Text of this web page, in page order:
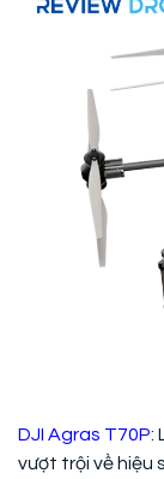
DJI Agras T70P:
vượt trội về hiệu